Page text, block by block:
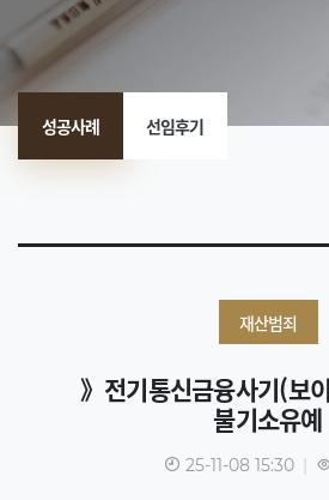
성공사례 선임후기
재산범죄
》전기통신금융사기(보
불기소유예
25-11-08 15:30 |